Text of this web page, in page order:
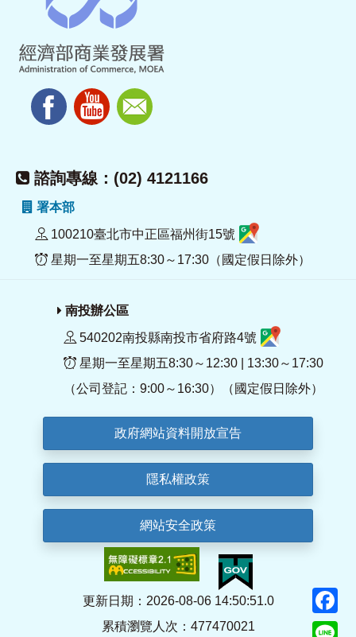
諮詢專線：(02) 4121166
署本部
100210臺北市中正區福州街15號
星期一至星期五8:30～17:30（國定假日除外）
南投辦公區
540202南投縣南投市省府路4號
星期一至星期五8:30～12:30 | 13:30～17:30
（公司登記：9:00～16:30）（國定假日除外）
政府網站資料開放宣告
隱私權政策
網站安全政策
更新日期：2026-08-06 14:50:51.0
累積瀏覽人次：477470021